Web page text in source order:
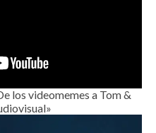
los videomemes a Tom &